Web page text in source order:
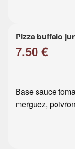
Pizza buffalo
7.50 €
Base sauce
merguez,